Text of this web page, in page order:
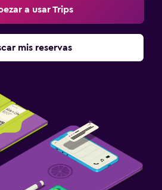
a usar Trips
mis reservas